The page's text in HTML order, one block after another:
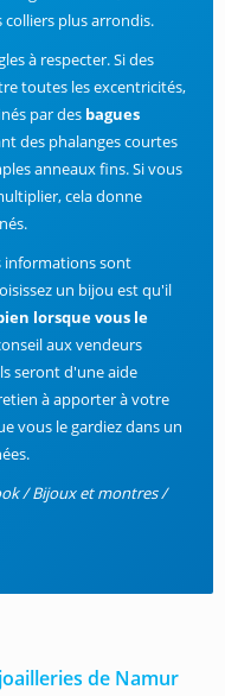
plus arrondis.
à respecter. Si des
toutes les excentricités,
par des bagues
des phalanges courtes
anneaux fins. Si vous
cela donne
informations sont
un bijou est qu'il
lorsque vous le
aux vendeurs
seront d'une aide
à apporter à votre
vous le gardiez dans un
/ Bijoux et montres /
de Namur